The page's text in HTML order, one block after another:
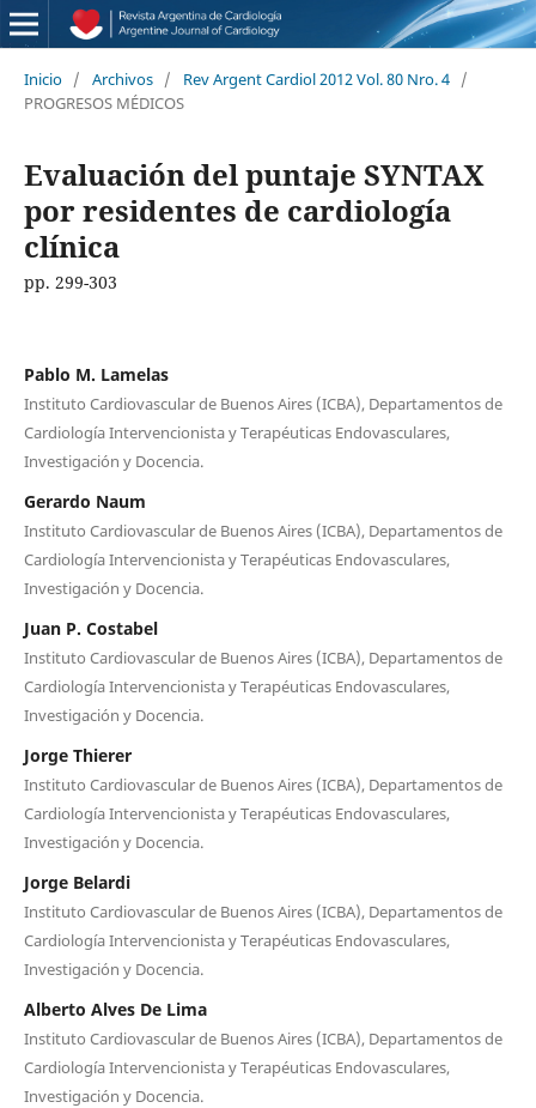
Inicio / Archivos / Rev Argent Cardiol 2012 Vol. 80 Nro. 4 /
PROGRESOS MÉDICOS
Evaluación del puntaje SYNTAX
por residentes de cardiología
clínica
pp. 299-303
Pablo M. Lamelas
Instituto Cardiovascular de Buenos Aires (ICBA), Departamentos de
Cardiología Intervencionista y Terapéuticas Endovasculares,
Investigación y Docencia.
Gerardo Naum
Instituto Cardiovascular de Buenos Aires (ICBA), Departamentos de
Cardiología Intervencionista y Terapéuticas Endovasculares,
Investigación y Docencia.
Juan P. Costabel
Instituto Cardiovascular de Buenos Aires (ICBA), Departamentos de
Cardiología Intervencionista y Terapéuticas Endovasculares,
Investigación y Docencia.
Jorge Thierer
Instituto Cardiovascular de Buenos Aires (ICBA), Departamentos de
Cardiología Intervencionista y Terapéuticas Endovasculares,
Investigación y Docencia.
Jorge Belardi
Instituto Cardiovascular de Buenos Aires (ICBA), Departamentos de
Cardiología Intervencionista y Terapéuticas Endovasculares,
Investigación y Docencia.
Alberto Alves De Lima
Instituto Cardiovascular de Buenos Aires (ICBA), Departamentos de
Cardiología Intervencionista y Terapéuticas Endovasculares,
Investigación y Docencia.